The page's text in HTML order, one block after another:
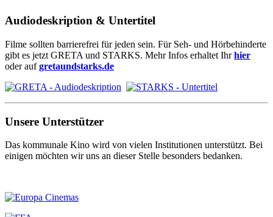
Audiodeskription & Untertitel
Filme sollten barrierefrei für jeden sein. Für Seh- und Hörbehinderte
gibt es jetzt GRETA und STARKS. Mehr Infos erhaltet Ihrhier
oder aufgretaundstarks.de
Unsere Unterstützer
Das kommunale Kino wird von vielen Institutionen unterstützt. Bei
einigen möchten wir uns an dieser Stelle besonders bedanken.